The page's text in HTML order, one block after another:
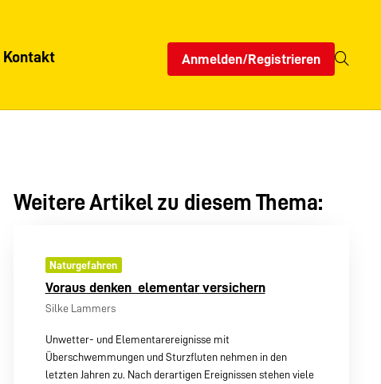
Kontakt Anmelden/Registrieren
Weitere Artikel zu diesem Thema:
Naturgefahren
Voraus denken  elementar versichern
Silke Lammers
Unwetter- und Elementarereignisse mit
Überschwemmungen und Sturzfluten nehmen in den
letzten Jahren zu. Nach derartigen Ereignissen stehen viele